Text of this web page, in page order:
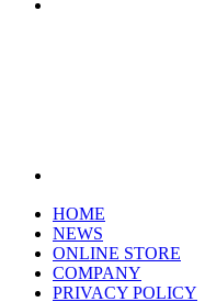
HOME
NEWS
ONLINE STORE
COMPANY
PRIVACY POLICY